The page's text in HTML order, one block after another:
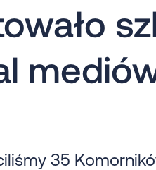
35